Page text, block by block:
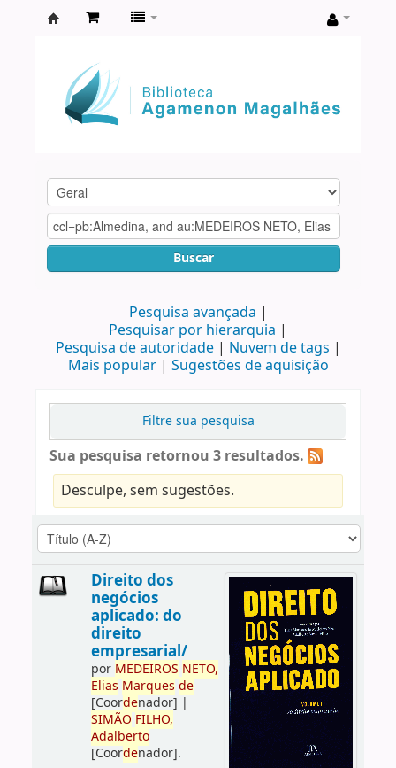
Agamenon
Magalhães
Buscar
Pesquisa avançada
Pesquisar por hierarquia
Pesquisa de autoridade
Nuvem de tags
Mais popular
Sugestões de aquisição
Filtre sua pesquisa
Sua pesquisa retornou 3 resultados.
Desculpe, sem sugestões.
Direito dos
negócios
aplicado: do
direito
empresarial/
por MEDEIROS NETO,
Elias Marques de
[Coordenador] |
SIMÃO FILHO,
Adalberto
[Coordenador].